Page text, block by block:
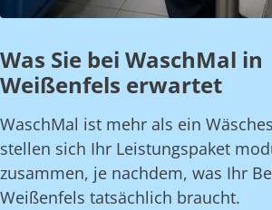
Was Sie bei WaschMal in
Weißenfels erwartet
WaschMal ist mehr als ein
stellen sich Ihr Leistungspaket
zusammen, je nachdem, was Ihr
Weißenfels tatsächlich braucht.